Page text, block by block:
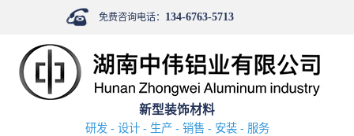
免费咨询电话： 134-6763-5713
新型装饰材料
研发 - 设计 - 生产 - 销售 - 安装 - 服务